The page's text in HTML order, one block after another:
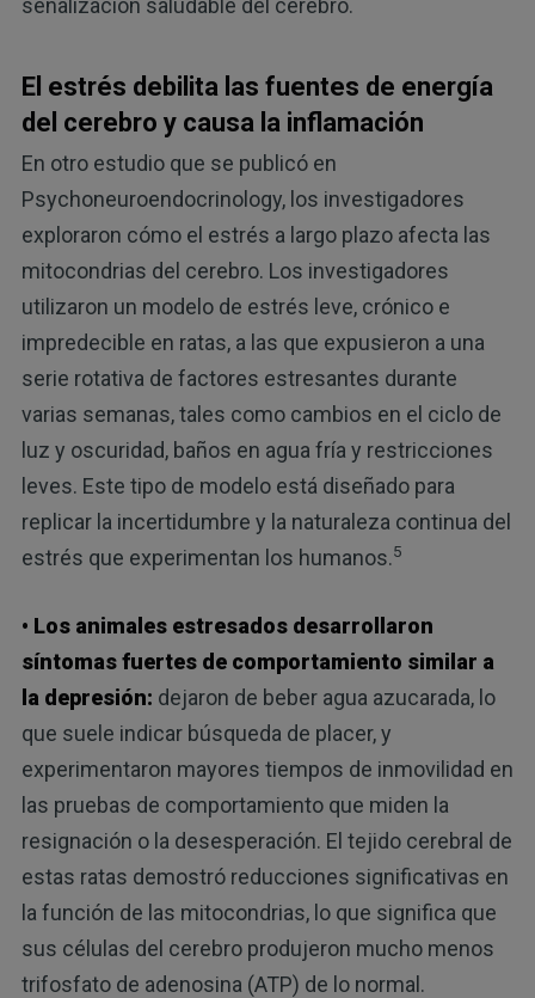
El estrés debilita las fuentes de energía
del cerebro y causa la inflamación
En otro estudio que se publicó en
Psychoneuroendocrinology, los investigadores
exploraron cómo el estrés a largo plazo afecta las
mitocondrias del cerebro. Los investigadores
utilizaron un modelo de estrés leve, crónico e
impredecible en ratas, a las que expusieron a una
serie rotativa de factores estresantes durante
varias semanas, tales como cambios en el ciclo de
luz y oscuridad, baños en agua fría y restricciones
leves. Este tipo de modelo está diseñado para
replicar la incertidumbre y la naturaleza continua del
estrés que experimentan los humanos.5
• Los animales estresados desarrollaron
síntomas fuertes de comportamiento similar a
la depresión: dejaron de beber agua azucarada, lo
que suele indicar búsqueda de placer, y
experimentaron mayores tiempos de inmovilidad en
las pruebas de comportamiento que miden la
resignación o la desesperación. El tejido cerebral de
estas ratas demostró reducciones significativas en
la función de las mitocondrias, lo que significa que
sus células del cerebro produjeron mucho menos
trifosfato de adenosina (ATP) de lo normal.